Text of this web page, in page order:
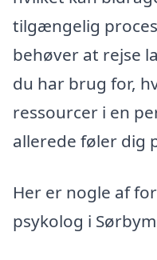
tilgængelig
behøver at rejse
du har brug for,
ressourcer i en
allerede føler dig
Her er nogle af
psykolog i